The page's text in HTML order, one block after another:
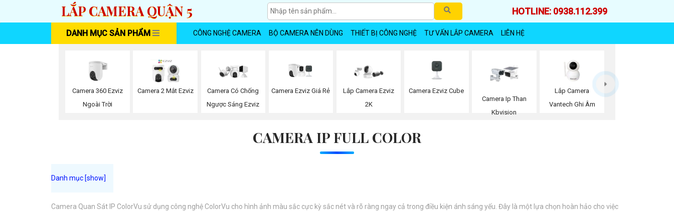
LẮP CAMERA QUẬN 5 HOTLINE: 0938.112.399
DANH MỤC SẢN PHẨM CÔNG NGHỆ CAMERA BỘ CAMERA NÊN DÙNG THIẾT BỊ CÔNG NGHỆ TƯ VẤN LẮP CAMERA LIÊN HỆ
Camera 360 Ezviz
Ngoài Trời
Camera 2 Mắt Ezviz
Camera Có Chống
Ngược Sáng Ezviz
Camera Ezviz Giá Rẻ
Lắp Camera Ezviz
2K
Camera Ezviz Cube
Camera Ip Than
Kbvision
Lắp Camera
Vantech Ghi Âm
CAMERA IP FULL COLOR
Camera Quan Sát IP ColorVu sử dụng công nghệ ColorVu cho hình ảnh màu sắc cực kỳ sắc nét và rõ ràng ngay cả trong điều kiện ánh sáng yếu. Đây là một lựa chọn hoàn hảo cho việc